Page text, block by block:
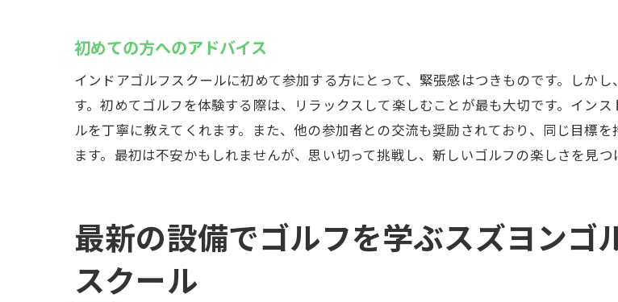
理想のスイングを見つける方法
スイング改善の具体的なステップ
プロゴルファーの指導を受ける利点
スイング診断とカスタムメニュー
持続的なスイング向上の方法
インドアゴルフスクールでの進化スズヨンゴルフ
初めての方へのアドバイス
インドアゴルフスクールに初めて参加する方にとって、緊張感はつきものです。しか
す。初めてゴルフを体験する際は、リラックスして楽しむことが最も大切です。イン
ルを丁寧に教えてくれます。また、他の参加者との交流も奨励されており、同じ目標
ます。最初は不安かもしれませんが、思い切って挑戦し、新しいゴルフの楽しさを見つ
最新の設備でゴルフを学ぶスズヨンゴ
スクール